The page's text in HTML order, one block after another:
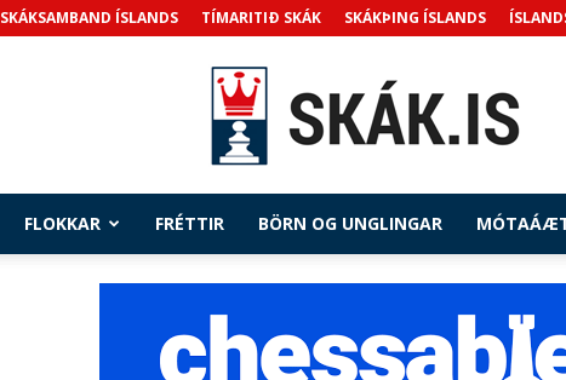
SKÁKSAMBAND ÍSLANDS TÍMARITIÐ SKÁK SKÁKÞING ÍSLANDS
FLOKKAR FRÉTTIR BÖRN OG UNGLINGAR